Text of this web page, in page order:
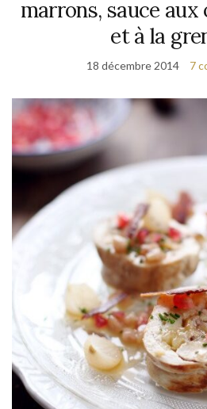
marrons, sauce
et à la
18 décembre 2014 7